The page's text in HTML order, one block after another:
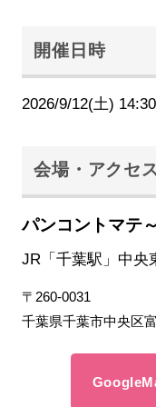
開催日時
2026/9/12(土)
会場・アクセ
パンコントマテ
JR「千葉駅」中央
〒260-0031
千葉県千葉市中央区